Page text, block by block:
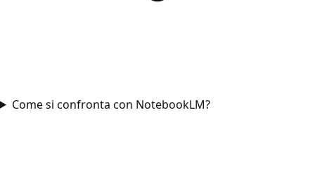
Come si confronta con NotebookLM?